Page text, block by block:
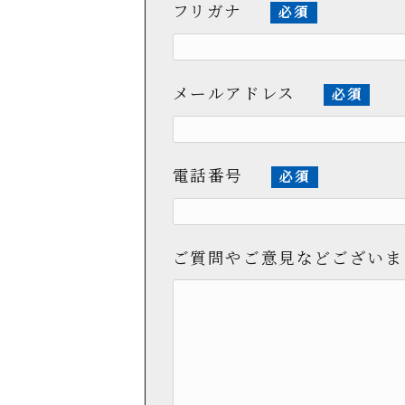
フリガナ 必須
メールアドレス 必須
電話番号 必須
ご質問やご意見などござい